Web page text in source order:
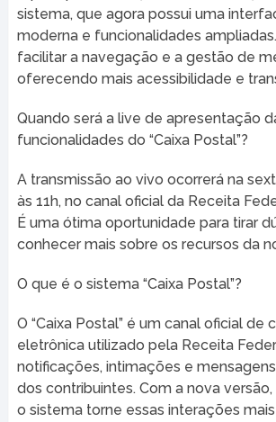
sistema, que agora possui uma
moderna e funcionalidades
facilitar a navegação e a gestão de
oferecendo mais acessibilidade e
Quando será a live de apresentação
funcionalidades do “Caixa Postal”?
A transmissão ao vivo ocorrerá na
às 11h, no canal oficial da Receita
É uma ótima oportunidade para tirar
conhecer mais sobre os recursos da
O que é o sistema “Caixa Postal”?
O “Caixa Postal” é um canal oficial de
eletrônica utilizado pela Receita
notificações, intimações e
dos contribuintes. Com a nova
o sistema torne essas interações